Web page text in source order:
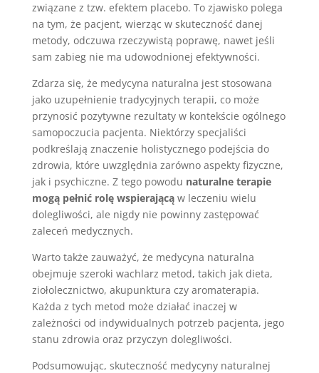
związane z tzw. efektem placebo. To zjawisko polega
na tym, że pacjent, wierząc w skuteczność danej
metody, odczuwa rzeczywistą poprawę, nawet jeśli
sam zabieg nie ma udowodnionej efektywności.
Zdarza się, że medycyna naturalna jest stosowana
jako uzupełnienie tradycyjnych terapii, co może
przynosić pozytywne rezultaty w kontekście ogólnego
samopoczucia pacjenta. Niektórzy specjaliści
podkreślają znaczenie holistycznego podejścia do
zdrowia, które uwzględnia zarówno aspekty fizyczne,
jak i psychiczne. Z tego powodu naturalne terapie
mogą pełnić rolę wspierającąw leczeniu wielu
dolegliwości, ale nigdy nie powinny zastępować
zaleceń medycznych.
Warto także zauważyć, że medycyna naturalna
obejmuje szeroki wachlarz metod, takich jak dieta,
ziołolecznictwo, akupunktura czy aromaterapia.
Każda z tych metod może działać inaczej w
zależności od indywidualnych potrzeb pacjenta, jego
stanu zdrowia oraz przyczyn dolegliwości.
Podsumowując, skuteczność medycyny naturalnej